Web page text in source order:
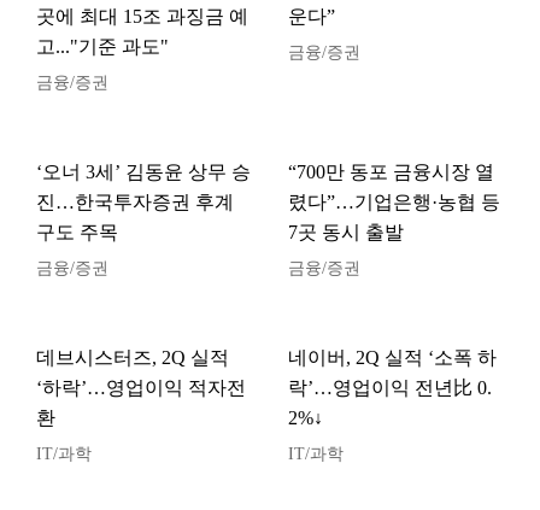
곳에 최대 15조 과징금 예
고..."기준 과도"
금융/증권
운다”
금융/증권
‘오너 3세’ 김동윤 상무 승
진…한국투자증권 후계
구도 주목
금융/증권
“700만 동포 금융시장 열
렸다”…기업은행·농협 등
7곳 동시 출발
금융/증권
데브시스터즈, 2Q 실적
‘하락’…영업이익 적자전
환
IT/과학
네이버, 2Q 실적 ‘소폭 하
락’…영업이익 전년比 0.
2%↓
IT/과학